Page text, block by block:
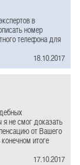
в
номер
телефона для
18.10.2017
я не смог доказать
от Вашего
итоге
17.10.2017